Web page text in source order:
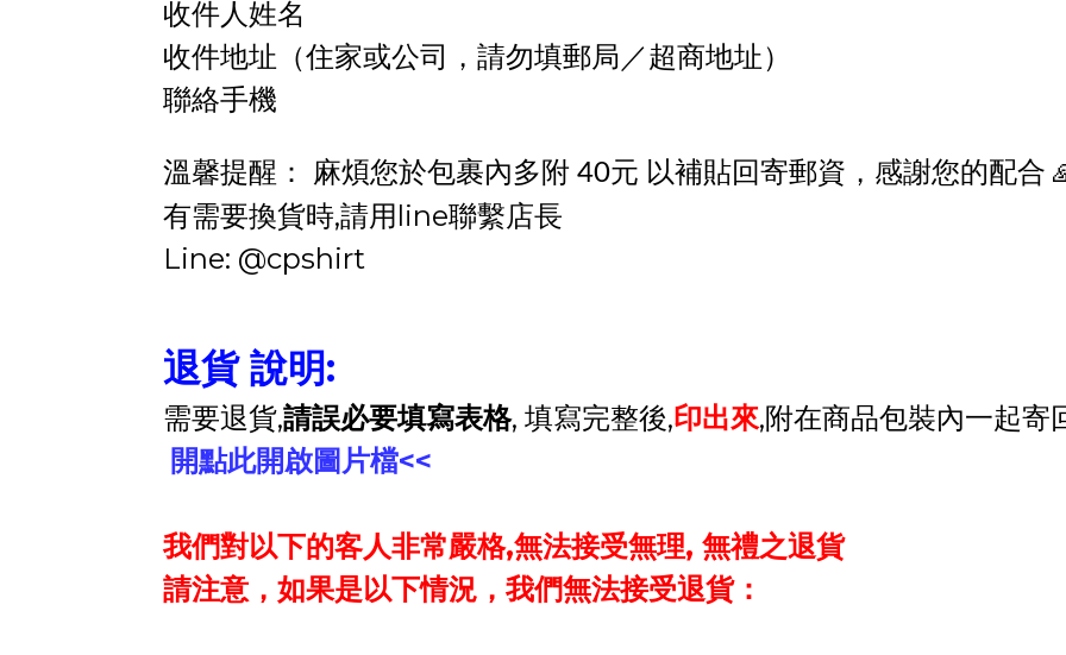
收件人姓名
收件地址（住家或公司，請勿填郵局／超商地址）
聯絡手機
溫馨提醒： 麻煩您於包裹內多附 40元 以補貼回寄郵資，感謝您的配合
有需要換貨時,請用line聯繫店長
Line: @cpshirt
退貨 說明:
需要退貨,請誤必要填寫表格, 填寫完整後,印出來,附在商品包裝內一起寄
開點此開啟圖片檔<<
我們對以下的客人非常嚴格,無法接受無理, 無禮之退貨
請注意，如果是以下情況，我們無法接受退貨：